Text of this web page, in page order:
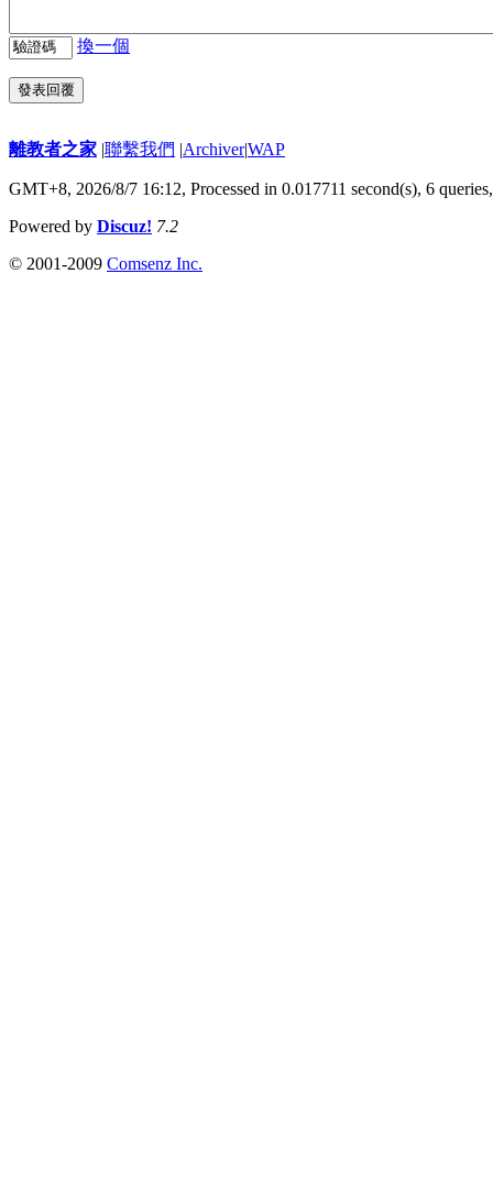
換一個
發表回覆
離教者之家 |聯繫我們 |Archiver|WAP
GMT+8, 2026/8/7 16:12, Processed in 0.017711 second(s), 6
Powered by Discuz! 7.2
© 2001-2009 Comsenz Inc.